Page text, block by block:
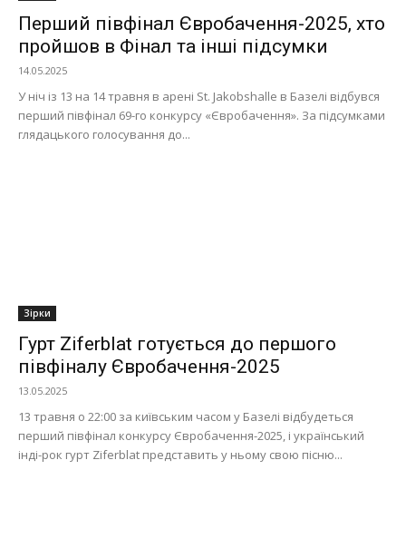
Перший півфінал Євробачення-2025, хто
пройшов в Фінал та інші підсумки
14.05.2025
У ніч із 13 на 14 травня в арені St. Jakobshalle в Базелі відбувся
перший півфінал 69-го конкурсу «Євробачення». За підсумками
глядацького голосування до...
Зірки
Гурт Ziferblat готується до першого
півфіналу Євробачення-2025
13.05.2025
13 травня о 22:00 за київським часом у Базелі відбудеться
перший півфінал конкурсу Євробачення-2025, і український
інді-рок гурт Ziferblat представить у ньому свою пісню...